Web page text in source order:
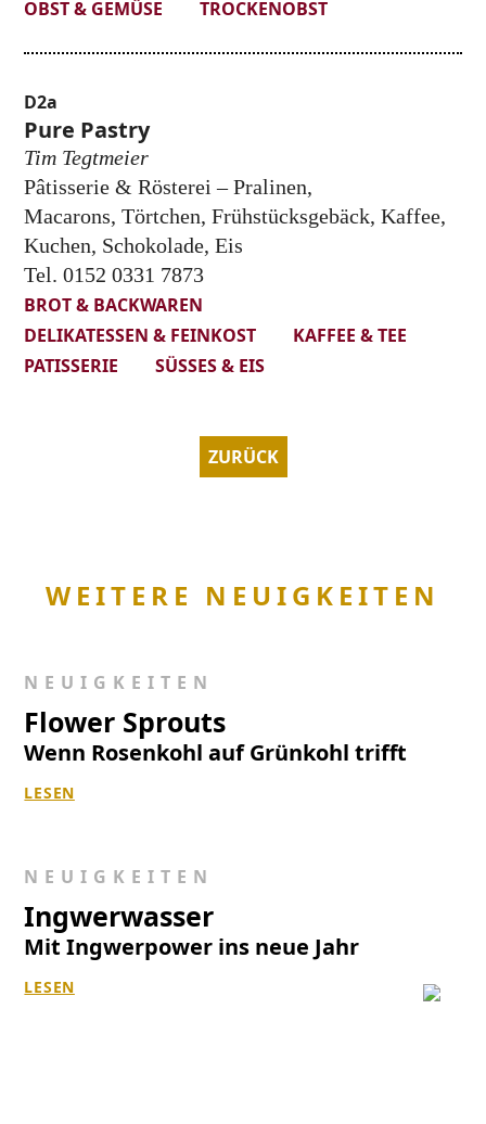
OBST & GEMÜSE TROCKENOBST
D2a
Pure Pastry
Tim Tegtmeier
Pâtisserie & Rösterei – Pralinen,
Macarons, Törtchen, Frühstücksgebäck, Kaffee,
Kuchen, Schokolade, Eis
Tel. 0152 0331 7873
BROT & BACKWAREN
DELIKATESSEN & FEINKOST
KAFFEE & TEE
PATISSERIE
SÜSSES & EIS
ZURÜCK
WEITERE NEUIGKEITEN
NEUIGKEITEN
Flower Sprouts
Wenn Rosenkohl auf Grünkohl trifft
LESEN
NEUIGKEITEN
Ingwerwasser
Mit Ingwerpower ins neue Jahr
LESEN